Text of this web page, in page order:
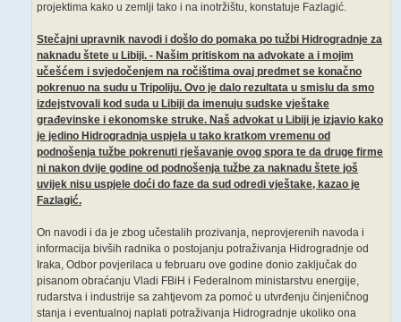
projektima kako u zemlji tako i na inotržištu, konstatuje Fazlagić.
Stečajni upravnik navodi i došlo do pomaka po tužbi Hidrogradnje za
naknadu štete u Libiji. - Našim pritiskom na advokate a i mojim
učešćem i svjedočenjem na ročištima ovaj predmet se konačno
pokrenuo na sudu u Tripoliju. Ovo je dalo rezultata u smislu da smo
izdejstvovali kod suda u Libiji da imenuju sudske vještake
građevinske i ekonomske struke. Naš advokat u Libiji je izjavio kako
je jedino Hidrogradnja uspjela u tako kratkom vremenu od
podnošenja tužbe pokrenuti rješavanje ovog spora te da druge firme
ni nakon dvije godine od podnošenja tužbe za naknadu štete još
uvijek nisu uspjele doći do faze da sud odredi vještake, kazao je
Fazlagić.
On navodi i da je zbog učestalih prozivanja, neprovjerenih navoda i
informacija bivših radnika o postojanju potraživanja Hidrogradnje od
Iraka, Odbor povjerilaca u februaru ove godine donio zaključak do
pisanom obraćanju Vladi FBiH i Federalnom ministarstvu energije,
rudarstva i industrije sa zahtjevom za pomoć u utvrđenju činjeničnog
stanja i eventualnoj naplati potraživanja Hidrogradnje ukoliko ona